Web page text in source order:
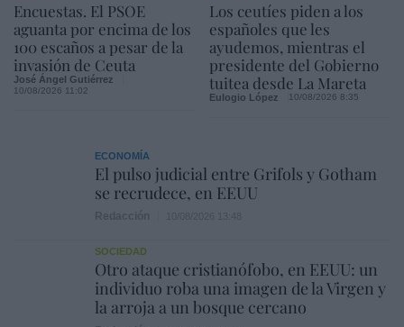
Encuestas. El PSOE
aguanta por encima de los
100 escaños a pesar de la
invasión de Ceuta
José Ángel Gutiérrez
10/08/2026 11:02
Los ceutíes piden a los
españoles que les
ayudemos, mientras el
presidente del Gobierno
tuitea desde La Mareta
Eulogio López 10/08/2026 8:35
ECONOMÍA
El pulso judicial entre Grifols y Gotham
se recrudece, en EEUU
SOCIEDAD
Otro ataque cristianófobo, en EEUU: un
individuo roba una imagen de la Virgen y
la arroja a un bosque cercano